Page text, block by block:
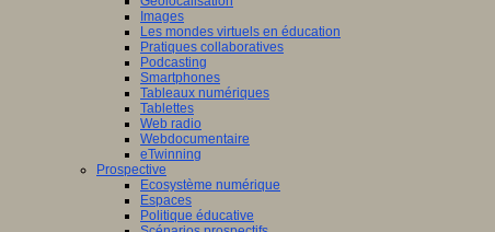
Images
Les mondes virtuels en éducation
Pratiques collaboratives
Podcasting
Smartphones
Tableaux numériques
Tablettes
Web radio
Webdocumentaire
eTwinning
Prospective
Ecosystème numérique
Espaces
Politique éducative